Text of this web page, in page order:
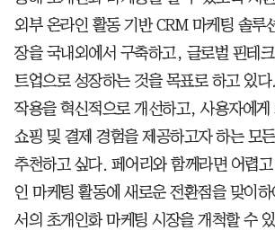
외부 온라인 활동 기반 CRM 마케팅 솔루
장을 국내외에서 구축하고, 글로벌 핀테
트업으로 성장하는 것을 목표로 하고 있
작용을 혁신적으로 개선하고, 사용자에게
쇼핑 및 결제 경험을 제공하고자 하는 모
추천하고 싶다. 페어리와 함께라면 어렵
인 마케팅 활동에 새로운 전환점을 맞이
서의 초개인화 마케팅 시장을 개척할 수